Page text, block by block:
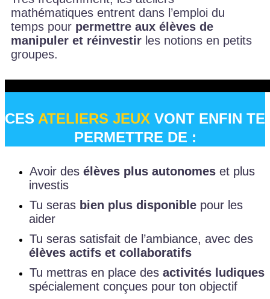
mathématiques entrent dans l’emploi du
temps pour permettre aux élèves de
manipuler et réinvestir les notions en petits
groupes.
CES ATELIERS JEUX VONT ENFIN TE
PERMETTRE DE :
Avoir des élèves plus autonomes et plus
investis
Tu seras bien plus disponible pour les
aider
Tu seras satisfait de l’ambiance, avec des
élèves actifs et collaboratifs
Tu mettras en place des activités ludiques
spécialement conçues pour ton objectif